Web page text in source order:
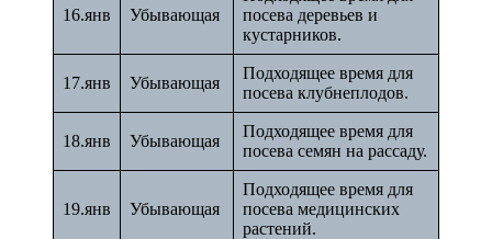
16.янв Убывающая
посева деревьев и
кустарников.
17.янв Убывающая
Подходящее время для
посева клубнеплодов.
18.янв Убывающая
Подходящее время для
посева семян на рассаду.
19.янв Убывающая
Подходящее время для
посева медицинских
растений.